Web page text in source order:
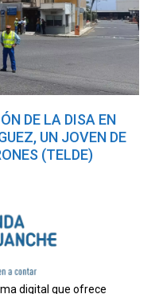
DE LA DISA EN
UN JOVEN DE
(TELDE)
digital que ofrece